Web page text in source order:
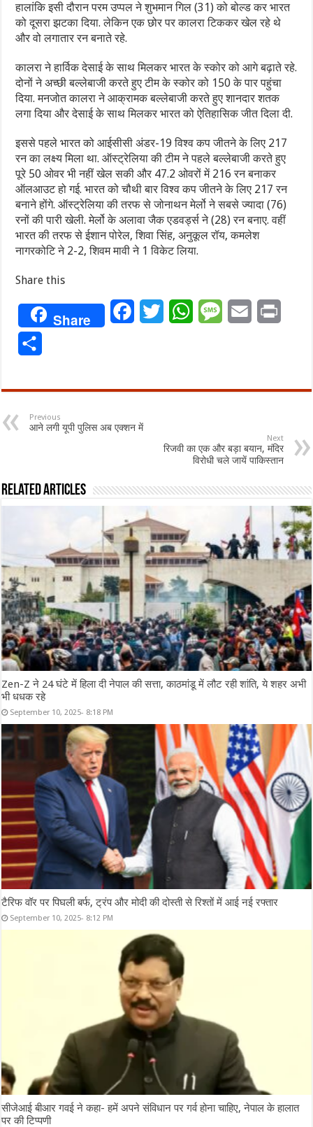
हालांकि इसी दौरान परम उप्पल ने शुभमान गिल (31) को बोल्ड कर भारत
को दूसरा झटका दिया. लेकिन एक छोर पर कालरा टिककर खेल रहे थे
और वो लगातार रन बनाते रहे.
कालरा ने हार्विक देसाई के साथ मिलकर भारत के स्कोर को आगे बढ़ाते रहे.
दोनों ने अच्छी बल्लेबाजी करते हुए टीम के स्कोर को 150 के पार पहुंचा
दिया. मनजोत कालरा ने आक्रामक बल्लेबाजी करते हुए शानदार शतक
लगा दिया और देसाई के साथ मिलकर भारत को ऐतिहासिक जीत दिला दी.
इससे पहले भारत को आईसीसी अंडर-19 विश्व कप जीतने के लिए 217
रन का लक्ष्य मिला था. ऑस्ट्रेलिया की टीम ने पहले बल्लेबाजी करते हुए
पूरे 50 ओवर भी नहीं खेल सकी और 47.2 ओवरों में 216 रन बनाकर
ऑलआउट हो गई. भारत को चौथी बार विश्व कप जीतने के लिए 217 रन
बनाने होंगे. ऑस्ट्रेलिया की तरफ से जोनाथन मेर्लो ने सबसे ज्यादा (76)
रनों की पारी खेली. मेर्लो के अलावा जैक एडवर्ड्स ने (28) रन बनाए. वहीं
भारत की तरफ से ईशान पोरेल, शिवा सिंह, अनुकूल रॉय, कमलेश
नागरकोटि ने 2-2, शिवम मावी ने 1 विकेट लिया.
Share this
Share FacebookTwitterWhatsAppMessageEmail
Previous
आने लगी यूपी पुलिस अब एक्शन में
Next
रिजवी का एक और बड़ा बयान, मंदिर
विरोधी चले जायें पाकिस्तान
Related Articles
Zen-Z ने 24 घंटे में हिला दी नेपाल की सत्ता, काठमांडू में लौट रही शांति, ये शहर अभी
भी धधक रहे
September 10, 2025- 8:18 PM
टैरिफ वॉर पर पिघली बर्फ, ट्रंप और मोदी की दोस्ती से रिश्तों में आई नई रफ्तार
September 10, 2025- 8:12 PM
सीजेआई बीआर गवई ने कहा- हमें अपने संविधान पर गर्व होना चाहिए, नेपाल के हालात
पर की टिप्पणी